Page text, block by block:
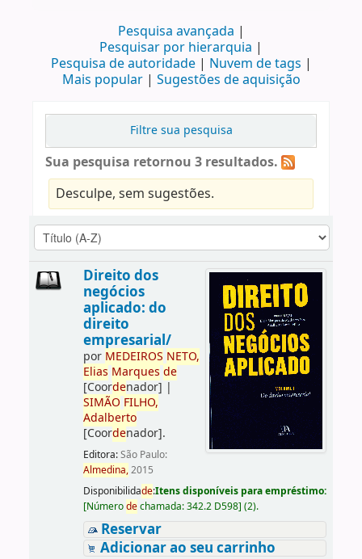
Pesquisa avançada
Pesquisar por hierarquia
Pesquisa de autoridade
Nuvem de tags
Mais popular
Sugestões de aquisição
Filtre sua pesquisa
Sua pesquisa retornou 3 resultados.
Desculpe, sem sugestões.
Direito dos
negócios
aplicado: do
direito
empresarial/
por MEDEIROS NETO,
Elias Marques de
[Coordenador] |
SIMÃO FILHO,
Adalberto
[Coordenador].
Editora:São Paulo:
Almedina,2015
Disponibilidade:Itens disponíveis para empréstimo:
[Númerodechamada:342.2 D598] (2).
Reservar
Adicionar ao seu carrinho